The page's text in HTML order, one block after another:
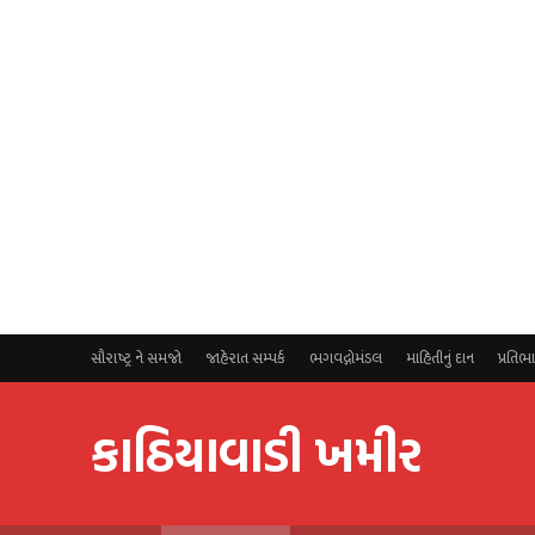
સૌરાષ્ટ્ર ને સમજો જાહેરાત સમ્પર્ક ભગવદ્ગોમંડલ માહિતીનું દાન
કાઠિયાવાડી ખમીર